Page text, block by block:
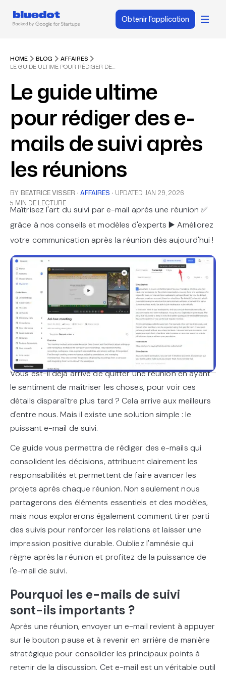
Obtenir l'application
HOME BLOG
AFFAIRES
LE GUIDE ULTIME POUR RÉDIGER DES E-MAILS DE SUIVI APRÈS LES RÉUNIONS
Le guide ultime
pour rédiger des e-
mails de suivi après
les réunions
BY BEATRICE VISSER · AFFAIRES · UPDATED JAN 29, 2026
5 MIN DE LECTURE
Maîtrisez l'art du suivi par e-mail après une réunion ✅
grâce à nos conseils et modèles d'experts ▶️ Améliorez
votre communication après la réunion dès aujourd'hui !
Vous est-il déjà arrivé de quitter une réunion en ayant
le sentiment de maîtriser les choses, pour voir ces
détails disparaître plus tard ? Cela arrive aux meilleurs
d'entre nous. Mais il existe une solution simple : le
puissant e-mail de suivi.
Ce guide vous permettra de rédiger des e-mails qui
consolident les décisions, attribuent clairement les
responsabilités et permettent de faire avancer les
projets après chaque réunion. Non seulement nous
partagerons des éléments essentiels et des modèles,
mais nous explorerons également comment tirer parti
des suivis pour renforcer les relations et laisser une
impression positive durable. Oubliez l'amnésie qui
règne après la réunion et profitez de la puissance de
l'e-mail de suivi.
Pourquoi les e-mails de suivi
sont-ils importants ?
Après une réunion, envoyer un e-mail revient à appuyer
sur le bouton pause et à revenir en arrière de manière
stratégique pour consolider les principaux points à
retenir de la discussion. Cet e-mail est un véritable outil